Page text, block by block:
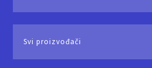
Svi proizvođači